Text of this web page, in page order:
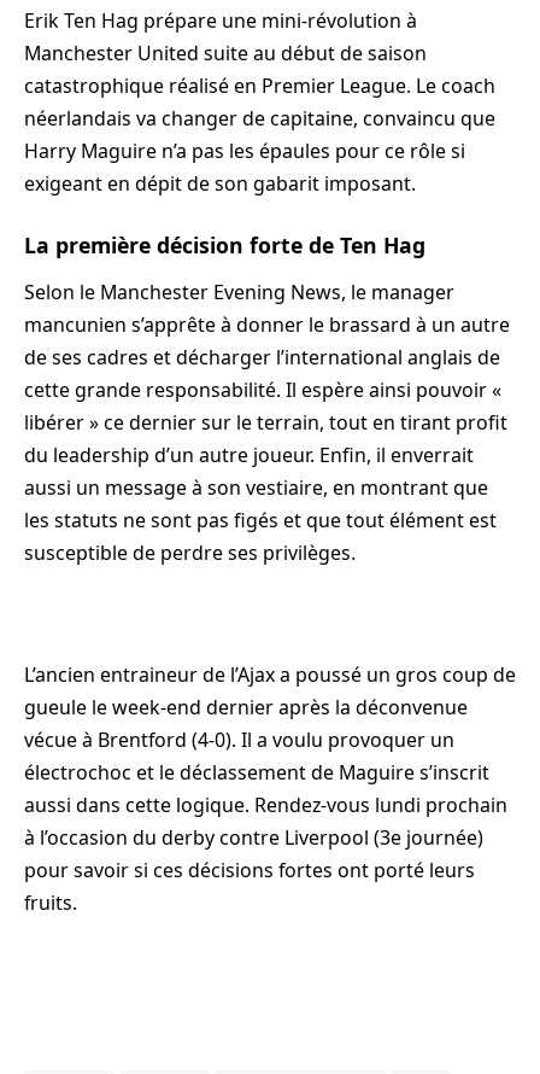
Erik Ten Hag prépare une mini-révolution à
Manchester United suite au début de saison
catastrophique réalisé en Premier League. Le coach
néerlandais va changer de capitaine, convaincu que
Harry Maguire n’a pas les épaules pour ce rôle si
exigeant en dépit de son gabarit imposant.
La première décision forte de Ten Hag
Selon le Manchester Evening News, le manager
mancunien s’apprête à donner le brassard à un autre
de ses cadres et décharger l’international anglais de
cette grande responsabilité. Il espère ainsi pouvoir «
libérer » ce dernier sur le terrain, tout en tirant profit
du leadership d’un autre joueur. Enfin, il enverrait
aussi un message à son vestiaire, en montrant que
les statuts ne sont pas figés et que tout élément est
susceptible de perdre ses privilèges.
L’ancien entraineur de l’Ajax a poussé un gros coup de
gueule le week-end dernier après la déconvenue
vécue à Brentford (4-0). Il a voulu provoquer un
électrochoc et le déclassement de Maguire s’inscrit
aussi dans cette logique. Rendez-vous lundi prochain
à l’occasion du derby contre Liverpool (3e journée)
pour savoir si ces décisions fortes ont porté leurs
fruits.